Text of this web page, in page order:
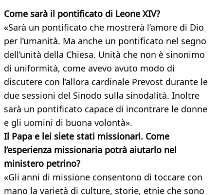
Come sarà il pontificato di Leone XIV?
«Sarà un pontificato che mostrerà l’amore di Dio
per l’umanità. Ma anche un pontificato nel segno
dell’unità della Chiesa. Unità che non è sinonimo
di uniformità, come avevo avuto modo di
discutere con l’allora cardinale Prevost durante le
due sessioni del Sinodo sulla sinodalità. Inoltre
sarà un pontificato capace di incontrare le donne
e gli uomini di buona volontà».
Il Papa e lei siete stati missionari. Come
l’esperienza missionaria potrà aiutarlo nel
ministero petrino?
«Gli anni di missione consentono di toccare con
mano la varietà di culture, storie, etnie che sono